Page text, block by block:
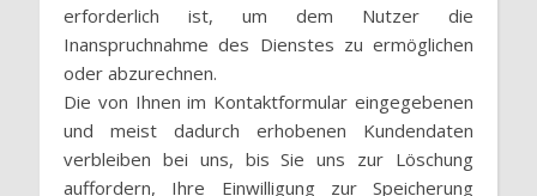
erforderlich ist, um dem Nutzer die
Inanspruchnahme des Dienstes zu ermöglichen
oder abzurechnen.
Die von Ihnen im Kontaktformular eingegebenen
und meist dadurch erhobenen Kundendaten
verbleiben bei uns, bis Sie uns zur Löschung
auffordern, Ihre Einwilligung zur Speicherung